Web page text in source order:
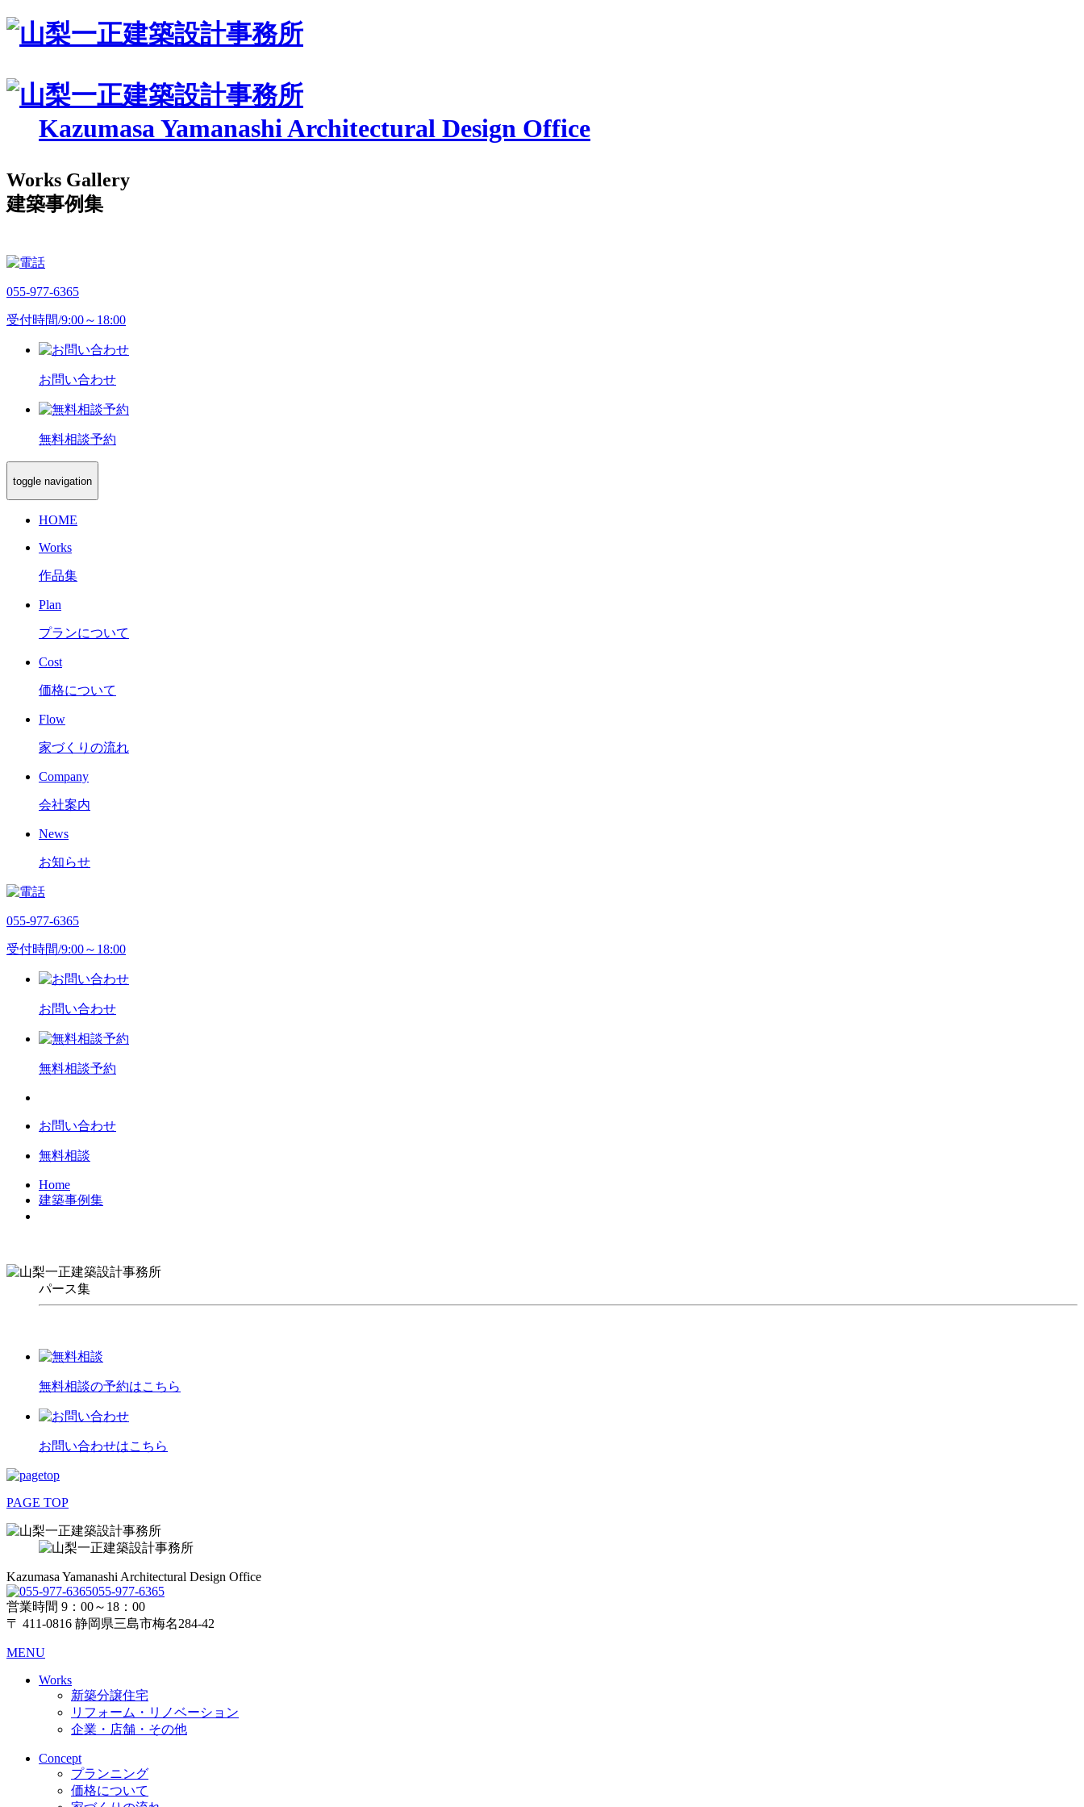
Kazumasa Yamanashi Architectural Design Office
Works Gallery
建築事例集
055-977-6365
受付時間/9:00～18:00
お問い合わせ
無料相談予約
toggle navigation
HOME
Works
作品集
Plan
プランについて
Cost
価格について
Flow
家づくりの流れ
Company
会社案内
News
お知らせ
055-977-6365
受付時間/9:00～18:00
お問い合わせ
無料相談予約
お問い合わせ
無料相談
Home
建築事例集
パース集
無料相談の予約はこちら
お問い合わせはこちら
PAGE TOP
Kazumasa Yamanashi Architectural Design Office
055-977-6365
営業時間 9：00～18：00
〒 411-0816 静岡県三島市梅名284-42
MENU
Works
新築分譲住宅
リフォーム・リノベーション
企業・店舗・その他
Concept
プランニング
価格について